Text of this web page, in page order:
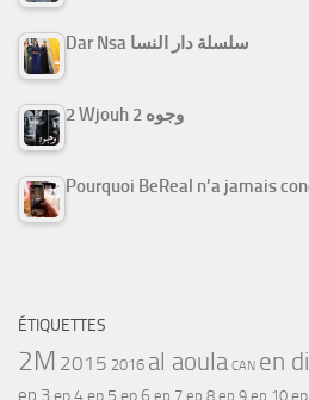
Dar Nsa سلسلة دار النسا
2 Wjouh 2 وجوه
Pourquoi BeReal n’a jamais
ÉTIQUETTES
2M 2015 2016 al aoula CAN en
ep 3ep 4ep 5 ep 6 ep 7 ep 8 ep 9 ep 10